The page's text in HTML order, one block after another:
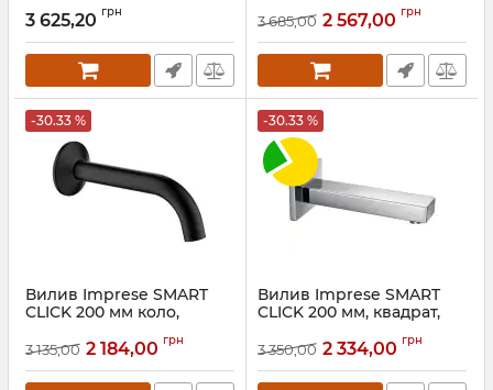
3 625,20 грн
Артикул: ZMK101901232
3 685,00 2 567,00 грн
-30.33 %
Вилив Imprese SMART
CLICK 200 мм коло,
Артикул: ZMK101901228
3 135,00 2 184,00 грн
-30.33 %
Вилив Imprese SMART
CLICK 200 мм, квадрат,
Артикул: ZMK101901230
3 350,00 2 334,00 грн